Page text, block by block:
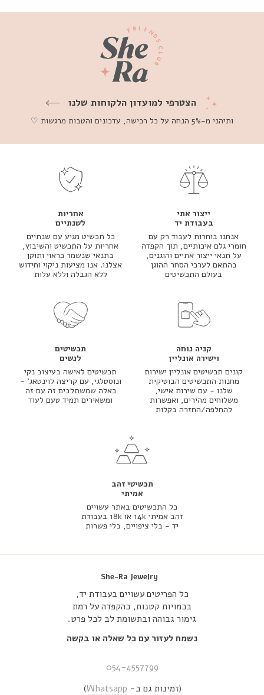
הצטרפי למועדון הלקוחות שלנו
ותיהני מ-5% הנחה על כל רכישה, עדכונים והטבות מרגשות ♡
תכשיטים
לנשים
תכשיטים לאישה בעיצוב נקי
ונוסטלגי, עם קריצה לוינטאג' -
כאלה שמשתלבים זה עם זה
ומשאירים תמיד טעם לעוד
תכשיטי זהב
אמיתי
כל התכשיטים באתר עשויים
זהב אמיתי 14k או 18k בעבודת
יד - בלי ציפויים, בלי פשרות
ייצור אתי
בעבודת יד
אנחנו בוחרות לעבוד רק עם
חומרי גלם איכותיים, תוך הקפדה
על תנאי ייצור אתיים והוגנים,
בהתאם לערכי הסחר ההוגן
בעולם התכשיטים
אחריות
לשנתיים
כל תכשיט מגיע עם שנתיים
אחריות על התכשיט והשיבוץ,
בתנאי שנשמר כראוי ותוקן
אצלנו. אנו מציעות ניקוי וחידוש
ללא הגבלה וללא עלות
קניה נוחה
וישירה אונליין
קונים תכשיטים אונליין ישירות
מחנות התכשיטים הבוטיקית
שלנו - עם שירות אישי,
משלוחים מהירים, ואפשרות
להחלפה/החזרה בקלות
She-Ra Jewelry
כל הפריטים עשויים בעבודת יד,
בכמויות קטנות, בהקפדה על רמת
גימור גבוהה ובתשומת לב לכל פרט.
נשמח לעזור עם כל שאלה או בקשה
054-4557799
(זמינות גם ב- Whatsapp
)